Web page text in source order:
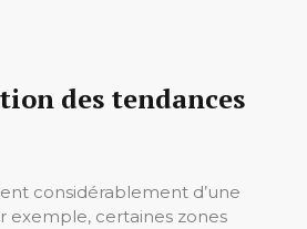
des tendances
considérablement d’une
exemple, certaines zones